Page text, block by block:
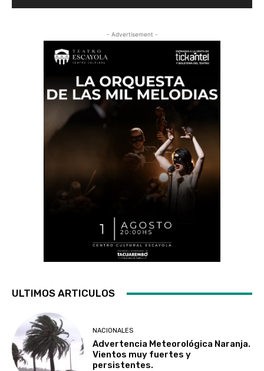
- Advertisement -
ULTIMOS ARTICULOS
NACIONALES
Advertencia Meteorológica Naranja.
Vientos muy fuertes y
persistentes.